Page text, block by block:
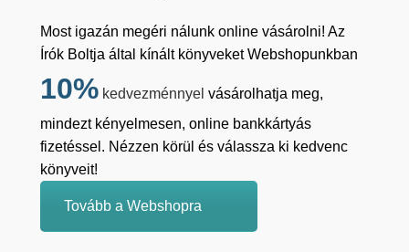
Most igazán megéri nálunk online vásárolni! Az
Írók Boltja által kínált könyveket Webshopunkban
10% kedvezménnyel vásárolhatja meg,
mindezt kényelmesen, online bankkártyás
fizetéssel. Nézzen körül és válassza ki kedvenc
könyveit!
Tovább a Webshopra